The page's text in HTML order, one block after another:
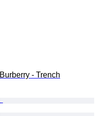
Burberry - Trench